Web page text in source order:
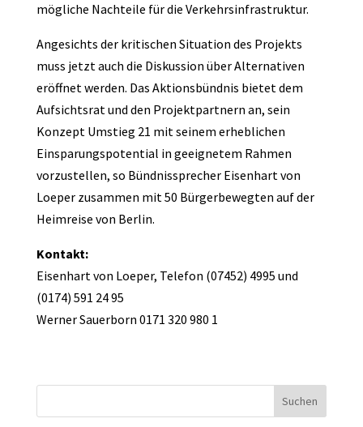
mögliche Nachteile für die Verkehrsinfrastruktur.
Angesichts der kritischen Situation des Projekts
muss jetzt auch die Diskussion über Alternativen
eröffnet werden. Das Aktionsbündnis bietet dem
Aufsichtsrat und den Projektpartnern an, sein
Konzept Umstieg 21 mit seinem erheblichen
Einsparungspotential in geeignetem Rahmen
vorzustellen, so Bündnissprecher Eisenhart von
Loeper zusammen mit 50 Bürgerbewegten auf der
Heimreise von Berlin.
Kontakt:
Eisenhart von Loeper, Telefon (07452) 4995 und
(0174) 591 24 95
Werner Sauerborn 0171 320 980 1
Suchen